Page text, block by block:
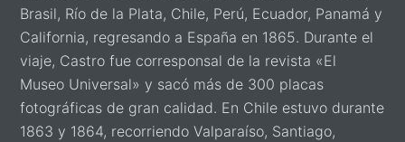
Brasil, Río de la Plata, Chile, Perú, Ecuador, Panamá y
California, regresando a España en 1865. Durante el
viaje, Castro fue corresponsal de la revista «El
Museo Universal» y sacó más de 300 placas
fotográficas de gran calidad. En Chile estuvo durante
1863 y 1864, recorriendo Valparaíso, Santiago,